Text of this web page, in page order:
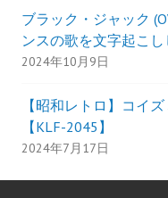
ブラック・ジャック
ンスの歌を文字起こ
2024年10月9日
【昭和レトロ】コイ
【KLF-2045】
2024年7月17日